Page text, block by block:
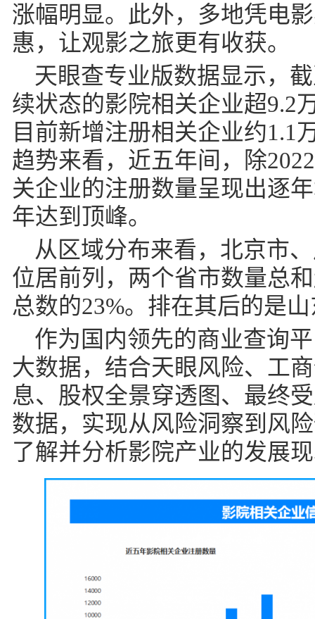
涨幅明显。此外，多地凭电
惠，让观影之旅更有收获。
天眼查专业版数据显示，
续状态的影院相关企业超9.2
目前新增注册相关企业约1.1
趋势来看，近五年间，除
关企业的注册数量呈现出逐
年达到顶峰。
从区域分布来看，北京市
位居前列，两个省市数量总
总数的23%。排在其后的是
作为国内领先的商业查询
大数据，结合天眼风险、工
息、股权全景穿透图、最终
数据，实现从风险洞察到风
了解并分析影院产业的发展